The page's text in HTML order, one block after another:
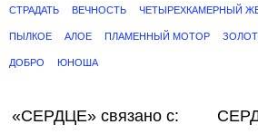
СТРАДАТЬ ВЕЧНОСТЬ ЧЕТЫРЕХКАМЕРНЫЙ
ПЫЛКОЕ АЛОЕ ПЛАМЕННЫЙ МОТОР
ДОБРО ЮНОША
«СЕРДЦЕ» связано с: